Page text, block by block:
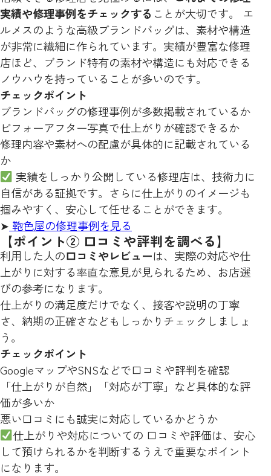
実績や修理事例をチェックする ことが大切です。 エ
ルメスのような高級ブランドバッグは、素材や構造
が非常に繊細に作られています。実績が豊富な修理
店ほど、ブランド特有の素材や構造にも対応できる
ノウハウを持っていることが多いのです。
チェックポイント
ブランドバッグの修理事例が多数掲載されているか
ビフォーアフター写真で仕上がりが確認できるか
修理内容や素材への配慮が具体的に記載されている
か
実績をしっかり公開している修理店は、技術力に
自信がある証拠です。さらに仕上がりのイメージも
掴みやすく、安心して任せることができます。
➤ 鞄色屋の修理事例を見る
【ポイント② 口コミや評判を調べる】
利用した人の口コミやレビューは、実際の対応や仕
上がりに対する率直な意見が見られるため、お店選
びの参考になります。
仕上がりの満足度だけでなく、接客や説明の丁寧
さ、納期の正確さなどもしっかりチェックしましょ
う。
チェックポイント
GoogleマップやSNSなどで口コミや評判を確認
「仕上がりが自然」「対応が丁寧」など具体的な評
価が多いか
悪い口コミにも誠実に対応しているかどうか
仕上がりや対応についての 口コミや評価は、安心
して預けられるかを判断するうえで重要なポイント
になります。